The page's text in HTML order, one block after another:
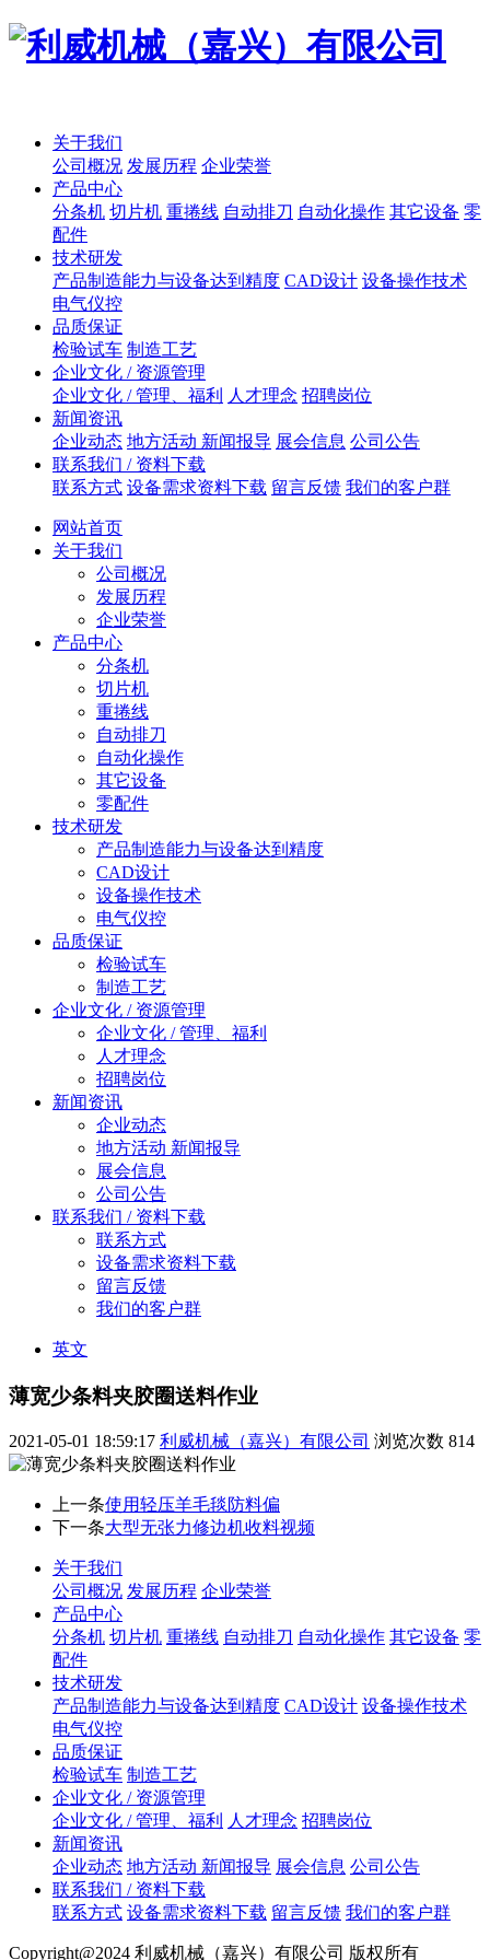
关于我们
公司概况 发展历程 企业荣誉
产品中心
分条机 切片机 重捲线 自动排刀 自动化操作 其它设备 零
配件
技术研发
产品制造能力与设备达到精度 CAD设计 设备操作技术
电气仪控
品质保证
检验试车 制造工艺
企业文化 / 资源管理
企业文化 / 管理、福利
人才理念 招聘岗位
新闻资讯
企业动态 地方活动 新闻报导 展会信息 公司公告
联系我们 / 资料下载
联系方式 设备需求资料下载 留言反馈 我们的客户群
网站首页
关于我们
公司概况
发展历程
企业荣誉
产品中心
分条机
切片机
重捲线
自动排刀
自动化操作
其它设备
零配件
技术研发
产品制造能力与设备达到精度
CAD设计
设备操作技术
电气仪控
品质保证
检验试车
制造工艺
企业文化 / 资源管理
企业文化 / 管理、福利
人才理念
招聘岗位
新闻资讯
企业动态
地方活动 新闻报导
展会信息
公司公告
联系我们 / 资料下载
联系方式
设备需求资料下载
留言反馈
我们的客户群
英文
薄宽少条料夹胶圈送料作业
2021-05-01 18:59:17 利威机械（嘉兴）有限公司 浏览次数 814
上一条使用轻压羊毛毯防料偏
下一条大型无张力修边机收料视频
关于我们
公司概况 发展历程 企业荣誉
产品中心
分条机 切片机 重捲线 自动排刀 自动化操作 其它设备 零
配件
技术研发
产品制造能力与设备达到精度 CAD设计 设备操作技术
电气仪控
品质保证
检验试车 制造工艺
企业文化 / 资源管理
企业文化 / 管理、福利
人才理念 招聘岗位
新闻资讯
企业动态 地方活动 新闻报导 展会信息 公司公告
联系我们 / 资料下载
联系方式 设备需求资料下载 留言反馈 我们的客户群
Copyright@2024 利威机械（嘉兴）有限公司 版权所有